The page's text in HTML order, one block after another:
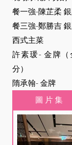
餐一強-陳芷柔
餐三強-鄭勝吉
西式主菜
許素瑗- 金牌（
分）
隋承翰- 金牌
圖 片 集